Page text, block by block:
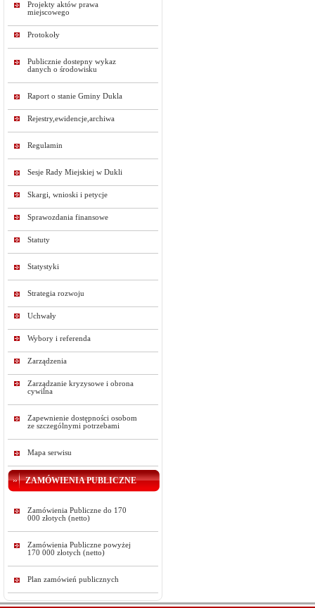
Projekty aktów prawa
miejscowego
Protokoły
Publicznie dostepny wykaz
danych o środowisku
Raport o stanie Gminy Dukla
Rejestry,ewidencje,archiwa
Regulamin
Sesje Rady Miejskiej w Dukli
Skargi, wnioski i petycje
Sprawozdania finansowe
Statuty
Statystyki
Strategia rozwoju
Uchwały
Wybory i referenda
Zarządzenia
Zarządzanie kryzysowe i obrona
cywilna
Zapewnienie dostępności osobom
ze szczególnymi potrzebami
Mapa serwisu
ZAMÓWIENIA PUBLICZNE
Zamówienia Publiczne do 170
000 złotych (netto)
Zamówienia Publiczne powyżej
170 000 złotych (netto)
Plan zamówień publicznych